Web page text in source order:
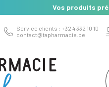
Vos produits
Service clients : +32 4 332 10 10
contact@tapharmacie.be